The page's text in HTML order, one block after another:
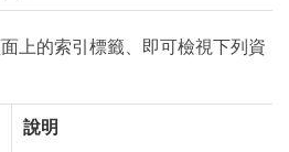
上的索引標籤、即可檢視下列資
說明